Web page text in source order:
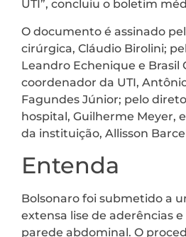
UTI”, concluiu o boletim
O documento é assinado
cirúrgica, Cláudio Birolini;
Leandro Echenique e Brasil
coordenador da UTI,
Fagundes Júnior; pelo
hospital, Guilherme Meyer,
da instituição, Allisson
Entenda
Bolsonaro foi submetido a
extensa lise de aderências
parede abdominal. O